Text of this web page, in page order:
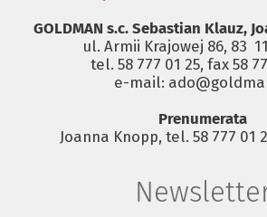
GOLDMAN s.c. Sebastian Klauz,
ul. Armii Krajowej 86, 83
tel. 58 777 01 25, fax 58
e-mail:
Prenumerata
Joanna Knopp, tel. 58 777 01